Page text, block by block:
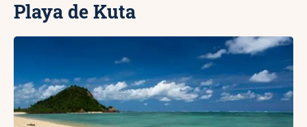
Playa de Kuta